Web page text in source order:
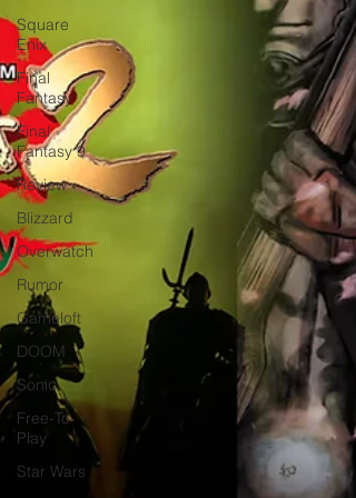
Square
Enix
Final
Fantasy
Final
Fantasy 9
Review
Blizzard
Overwatch
Rumor
Gameloft
DOOM
Sonic
Free-To-
Play
Star Wars